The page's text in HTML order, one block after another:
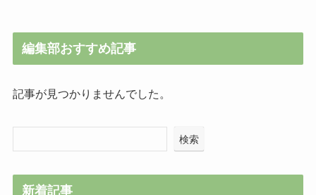
編集部おすすめ記事
記事が見つかりませんでした。
検索
新着記事